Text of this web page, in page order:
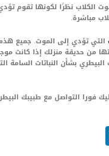
الكلاب نظرًا لكونها تقوم
مباشرة.
التي تؤدي إلى الموت. جميع
من حديقة منزلك إذا كانت
بشأن النباتات السامة
فورا التواصل مع طبيبك